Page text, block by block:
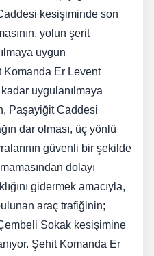
kesişiminde son
yolun şerit
uygun
Komanda Er Levent
uygulanılmaya
Paşayiğit Caddesi
dar olması, üç yönlü
güvenli bir şekilde
dolayı
gidermek amacıyla,
araç trafiğinin;
Sokak kesişimine
Şehit Komanda Er